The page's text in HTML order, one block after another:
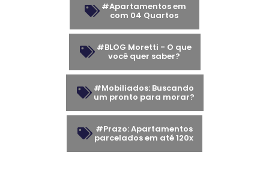
#Apartamentos em
com 04 Quartos
#BLOG Moretti - O que
você quer saber?
#Mobiliados: Buscando
um pronto para morar?
#Prazo: Apartamentos
parcelados em até 120x